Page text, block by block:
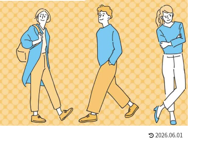
2026.06.01